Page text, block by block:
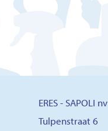
ERES - SAPOLI nv
Tulpenstraat 6